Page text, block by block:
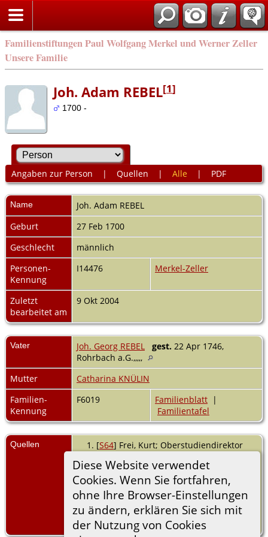
Familienstiftungen Paul Wolfgang Merkel und Werner Zeller
Unsere Familie
Diese Website verwendet
Cookies. Wenn Sie fortfahren,
ohne Ihre Browser-Einstellungen
zu ändern, erklären Sie sich mit
der Nutzung von Cookies
Joh. Adam REBEL[1]
1700 -
Angaben zur Person | Quellen | Alle | PDF
Name Joh. Adam REBEL
Geburt
27 Feb 1700
Geschlecht
männlich
Personen-
Kennung
I14476 Merkel-Zeller
Zuletzt
bearbeitet am
9 Okt 2004
Vater Joh. Georg REBEL gest. 22 Apr 1746,
Rohrbach a.G.,,,,,
Mutter
Catharina KNÜLIN
Familien-
Kennung
F6019 Familienblatt |
Familientafel
Quellen [S64] Frei, Kurt; Oberstudiendirektor
Ortsfamilienbuch, (Herausgeber:
Heimatverein Rohrbach
Erscheinungsort: Rohrbach, Landkreis
Heilbronn (früher: Sinsheim und
Oberamt Eppingen)
Erscheinungsdatum: 2001).